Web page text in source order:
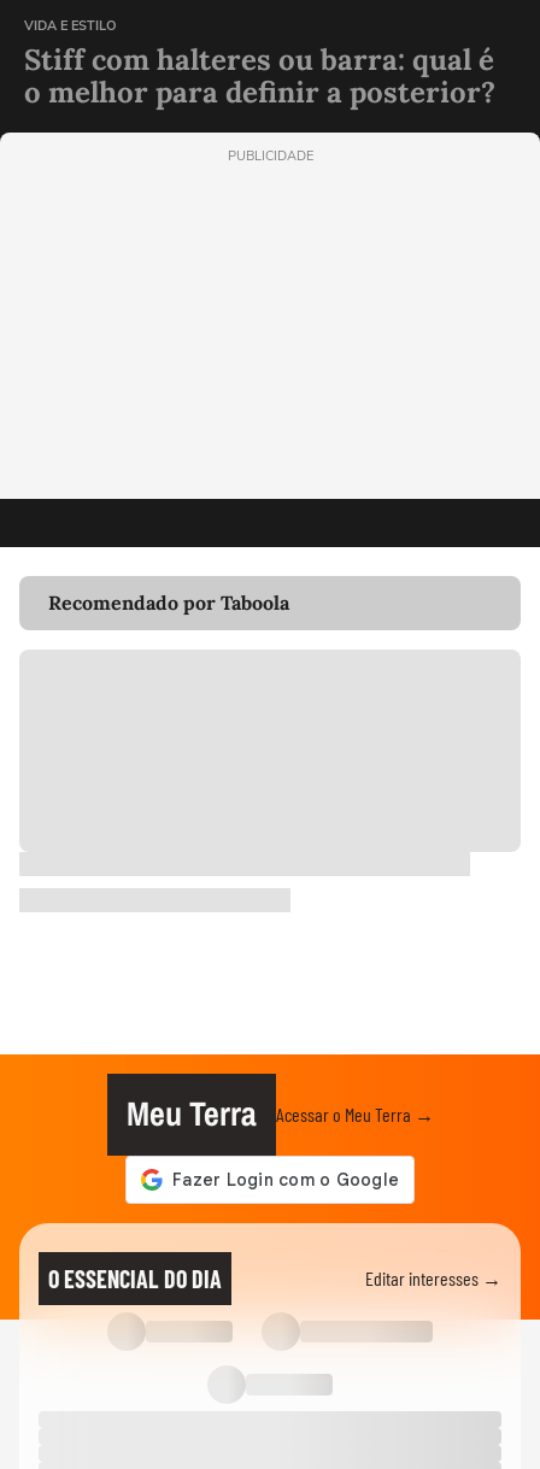
VIDA E ESTILO
Stiff com halteres ou barra: qual é
o melhor para definir a posterior?
PUBLICIDADE
Recomendado por Taboola
Meu Terra Acessar o Meu Terra →
O ESSENCIAL DO DIA Editar interesses →